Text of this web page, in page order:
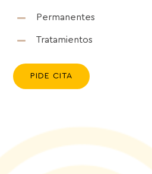
Permanentes
Tratamientos
PIDE CITA